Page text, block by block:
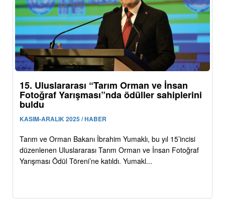
15. Uluslararası “Tarım Orman ve İnsan
Fotoğraf Yarışması”nda ödüller sahiplerini
buldu
KASIM-ARALIK 2025 / HABER
Tarım ve Orman Bakanı İbrahim Yumaklı, bu yıl 15’incisi
düzenlenen Uluslararası Tarım Orman ve İnsan Fotoğraf
Yarışması Ödül Töreni’ne katıldı. Yumakl...